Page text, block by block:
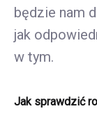
będzie nam
jak
w tym.
Jak sprawdzić